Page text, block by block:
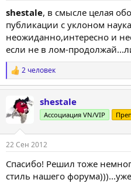
shestale, в смысле целая
публикации с уклоном
неожиданно,интересно и
если не в лом-
Р
е
а
ц
и
2 человек
shestale
Ассоциация VN/VIP
22 Сен 2012
Спасибо! Решил тоже
стиль нашего форума)))...уже